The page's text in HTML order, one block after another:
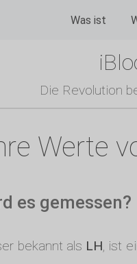
Was ist
Die Revolution
Werte
es gemessen?
bekannt als LH, ist